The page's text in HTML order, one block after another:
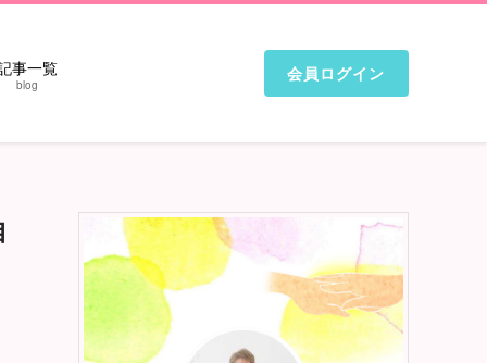
事一覧
blog
会員ログイン